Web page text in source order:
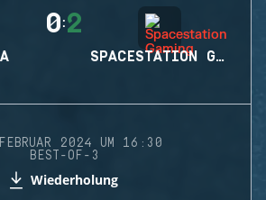
0:2
SPACESTATION GAMING
2024 UM 16:30
BEST-OF-3
Wiederholung